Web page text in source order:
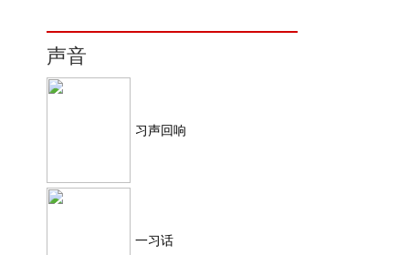
声音
习声回响
一习话